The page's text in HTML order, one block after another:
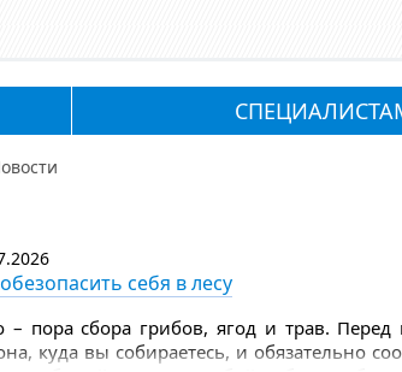
себя в лесу
– пора сбора грибов, ягод и трав.
куда вы собираетесь, и обязательно